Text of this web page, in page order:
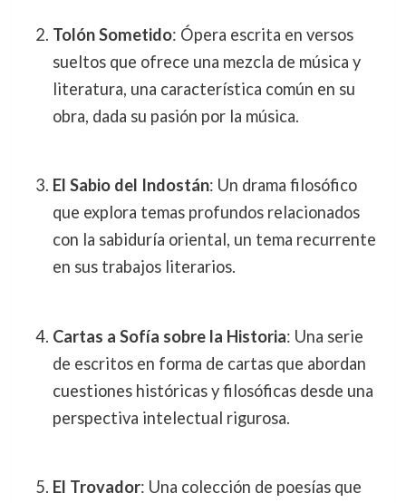
Tolón Sometido: Ópera escrita en versos
sueltos que ofrece una mezcla de música y
literatura, una característica común en su
obra, dada su pasión por la música.
El Sabio del Indostán: Un drama filosófico
que explora temas profundos relacionados
con la sabiduría oriental, un tema recurrente
en sus trabajos literarios.
Cartas a Sofía sobre la Historia: Una serie
de escritos en forma de cartas que abordan
cuestiones históricas y filosóficas desde una
perspectiva intelectual rigurosa.
El Trovador: Una colección de poesías que